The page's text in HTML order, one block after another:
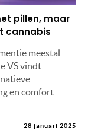
pillen, maar
cannabis
meestal
VS vindt
en comfort
28 januari 2025